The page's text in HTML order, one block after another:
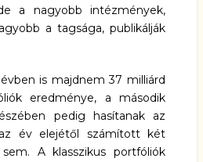
a nagyobb intézmények,
a tagsága, publikálják
is majdnem 37 milliárd
eredménye, a második
pedig hasítanak az
év elejétől számított két
A klasszikus portfóliók